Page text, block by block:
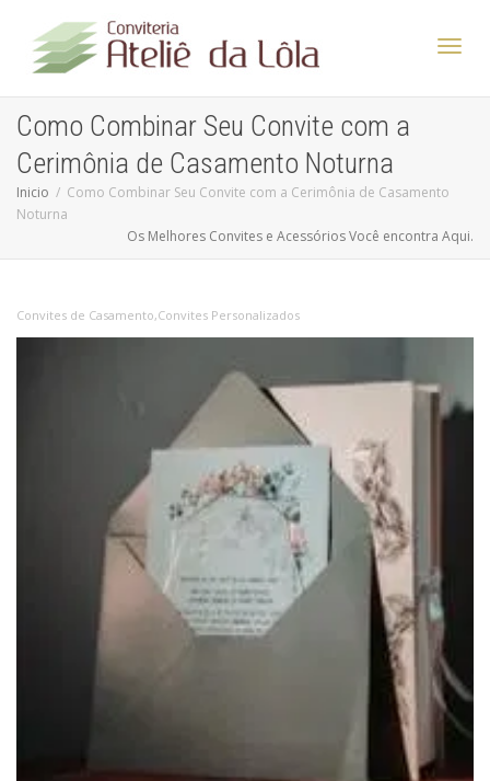
Como Combinar Seu Convite com a
Cerimônia de Casamento Noturna
Inicio
Como Combinar Seu Convite com a Cerimônia de Casamento
Noturna
Os Melhores Convites e Acessórios Você encontra Aqui.
Convites de Casamento,Convites Personalizados